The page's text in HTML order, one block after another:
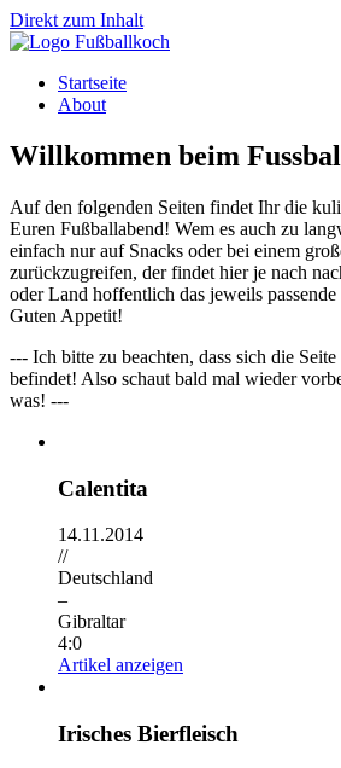
Direkt zum Inhalt
Startseite
About
Willkommen beim
Auf den folgenden Seiten findet Ihr die
Euren Fußballabend! Wem es auch zu
einfach nur auf Snacks oder bei einem
zurückzugreifen, der findet hier je nach
oder Land hoffentlich das jeweils
Guten Appetit!
--- Ich bitte zu beachten, dass sich die
befindet! Also schaut bald mal wieder
was! ---
Calentita
14.11.2014
//
Deutschland
–
Gibraltar
4:0
Artikel anzeigen
Irisches Bierfleisch